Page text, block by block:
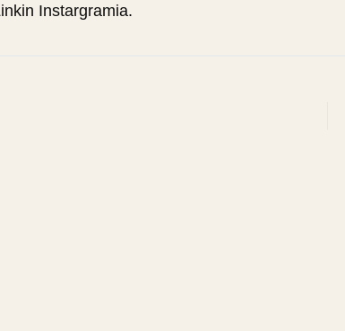
Instargramia.